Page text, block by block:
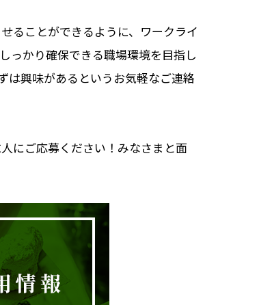
ることができるように、ワークライ
っかり確保できる職場環境を目指し
は興味があるというお気軽なご連絡
にご応募ください！みなさまと面